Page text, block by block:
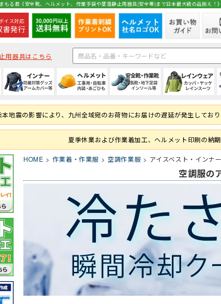
る君《安全靴、ヘルメット、作業手袋や墜落静止用器具(安全帯)まで日本最大級の品揃え！》
イス対応
書発行
用器具はこちら
つなぎ・サロペット
フルハーネス対応
ペルチェベスト・冷却作業着 アイスベスト
水冷服
(秋冬・通年) つなぎ
(秋冬・通年) サロペット
(春夏) サロペット
ジャージ
ポロシャツ (半袖) ポロシャツ (長袖)
アロハシャツ
(夏用) タイツ・スパッツ (ロング)
(夏用) ソックス
(通年) タイツ・スパッツ (ロング)
(通年) ソックス
防寒ウォーマー
ネッククーラー・クールバンド アームカバー
サポーター
MPタイプ (つばなし)
野球帽タイプ
折りたたみタイプ
ステッカー
クリーンルーム用品 保護帽収納用品
工事用・建設土木用 電気設備用
防災用・消防用
ブーツ・半長靴・ロング
長靴・ゴム長・レインブーツ
ルームシューズ（室内履き）
インソール
耐滑性
防寒
ヤッケ・かぶり
レインコート
上着・ジャケット
レジャー・アウトドア
レディース・キッズ
ハーネス型 (本体のみ)
ハーネス型 (ランヤード・ロー
胴ベルト型 (ランヤード・ロープ類)
フック・パッド等付属品
(安全ブロック)
胸章・ワッペン
作業ベルト・作業エプロン
化学繊維軍手
滑り止め軍手 (ビニボツ)
10ゲージ軍手 (薄手)
13ゲージ軍手 (薄手)
スムス手袋 (縫製手袋)
ゴム手袋・ビニール手袋
耐熱・耐火手袋
園芸・造園業 農業
運輸・物流業
胸当てエプロン
サロンエプロン
和風エプロン・前掛
衛生帽子(キャスケット型)
衛生帽子(キャップタイプ)
住商モンブラン KAZEN(カゼン)
チトセ(arbe)
本地震の影響により、九州全域宛のお荷物にお届けの遅延が発生して
夏季休業および作業着加工、ヘルメット印刷の納
HOME 作業着・作業服 空調作業服 アイスベスト・インナ
空調服の